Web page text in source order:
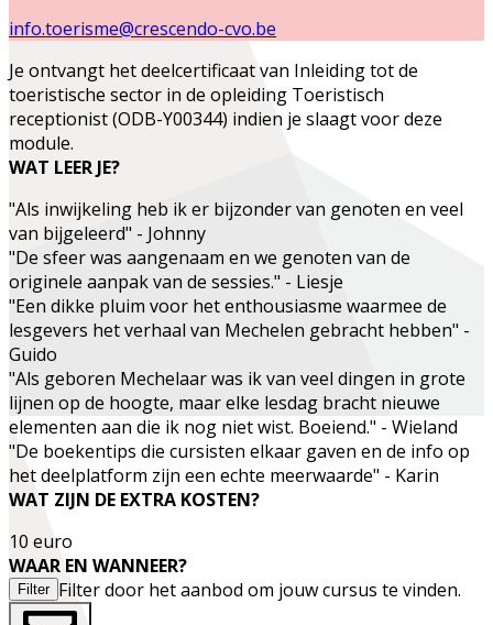
info.toerisme@crescendo-cvo.be
Je ontvangt het deelcertificaat van Inleiding tot de
toeristische sector in de opleiding Toeristisch
receptionist (ODB-Y00344) indien je slaagt voor deze
module.
WAT LEER JE?
"Als inwijkeling heb ik er bijzonder van genoten en veel
van bijgeleerd" - Johnny
"De sfeer was aangenaam en we genoten van de
originele aanpak van de sessies." - Liesje
"Een dikke pluim voor het enthousiasme waarmee de
lesgevers het verhaal van Mechelen gebracht hebben" -
Guido
"Als geboren Mechelaar was ik van veel dingen in grote
lijnen op de hoogte, maar elke lesdag bracht nieuwe
elementen aan die ik nog niet wist. Boeiend." - Wieland
"De boekentips die cursisten elkaar gaven en de info op
het deelplatform zijn een echte meerwaarde" - Karin
WAT ZIJN DE EXTRA KOSTEN?
10 euro
WAAR EN WANNEER?
Filter Filter door het aanbod om jouw cursus te vinden.